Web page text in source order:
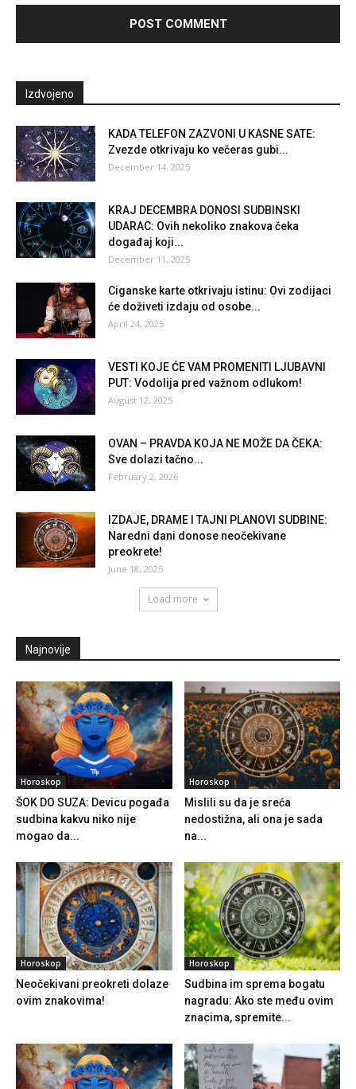
Izdvojeno
KADA TELEFON ZAZVONI U KASNE SATE:
Zvezde otkrivaju ko večeras gubi...
December 14, 2025
KRAJ DECEMBRA DONOSI SUDBINSKI
UDARAC: Ovih nekoliko znakova čeka
događaj koji...
December 11, 2025
Ciganske karte otkrivaju istinu: Ovi zodijaci
će doživeti izdaju od osobe...
April 24, 2025
VESTI KOJE ĆE VAM PROMENITI LJUBAVNI
PUT: Vodolija pred važnom odlukom!
August 12, 2025
OVAN – PRAVDA KOJA NE MOŽE DA ČEKA:
Sve dolazi tačno...
February 2, 2026
IZDAJE, DRAME I TAJNI PLANOVI SUDBINE:
Naredni dani donose neočekivane
preokrete!
June 18, 2025
Load more
Najnovije
Horoskop
ŠOK DO SUZA: Devicu pogađa
sudbina kakvu niko nije
mogao da...
Horoskop
Mislili su da je sreća
nedostižna, ali ona je sada
na...
Horoskop
Neočekivani preokreti dolaze
ovim znakovima!
Horoskop
Sudbina im sprema bogatu
nagradu: Ako ste među ovim
znacima, spremite...